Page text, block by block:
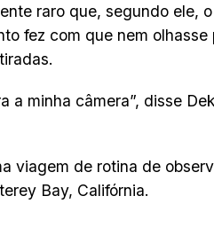
raro que, segundo ele,
fez com que nem
a minha câmera”, disse
viagem de rotina de
Bay, Califórnia.